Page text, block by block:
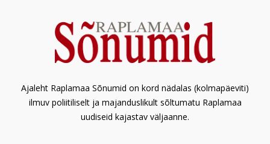
Ajaleht Raplamaa Sõnumid on kord nädalas (kolmapäeviti)
ilmuv poliitiliselt ja majanduslikult sõltumatu Raplamaa
uudiseid kajastav väljaanne.